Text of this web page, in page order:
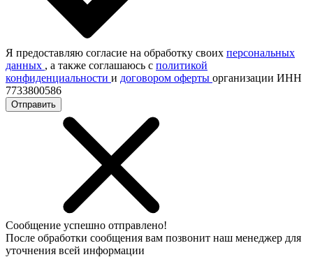
Я предоставляю согласие на обработку своих персональных
данных , а также соглашаюсь с политикой
конфиденциальности и договором оферты организации ИНН
7733800586
Отправить
Сообщение успешно отправлено!
После обработки сообщения вам позвонит наш менеджер для
уточнения всей информации